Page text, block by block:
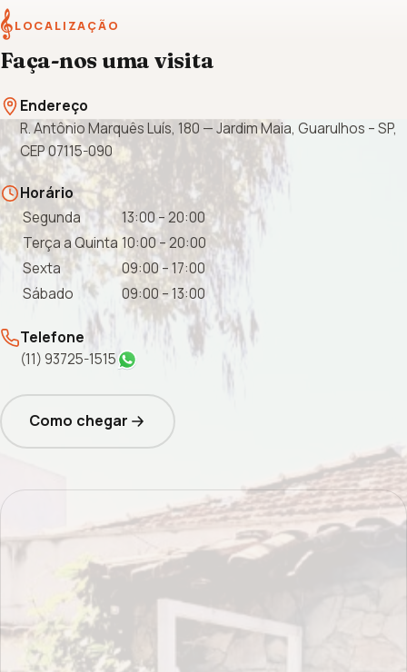
𝄞LOCALIZAÇÃO
Faça-nos uma visita
Endereço
R. Antônio Marquês Luís, 180 — Jardim Maia, Guarulhos – SP,
CEP 07115-090
Horário
Segunda
13:00 – 20:00
Terça a Quinta 10:00 – 20:00
Sexta
09:00 – 17:00
Sábado
09:00 – 13:00
Telefone
(11) 93725-1515
Como chegar